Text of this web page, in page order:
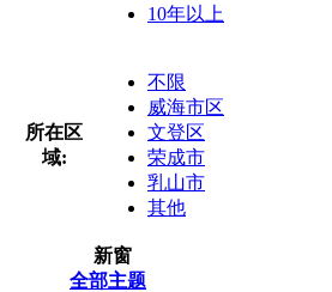
10年以上
所在区
域:
不限
威海市区
文登区
荣成市
乳山市
其他
新窗
全部主题